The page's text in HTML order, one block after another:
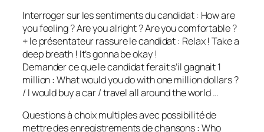
Interroger sur les sentiments du candidat : How are
you feeling ? Are you alright ? Are you comfortable ?
+ le présentateur rassure le candidat : Relax ! Take a
deep breath ! It’s gonna be okay !
Demander ce que le candidat ferait s’il gagnait 1
million : What would you do with one million dollars ?
/ I would buy a car / travel all around the world …
Questions à choix multiples avec possibilité de
mettre des enregistrements de chansons : Who